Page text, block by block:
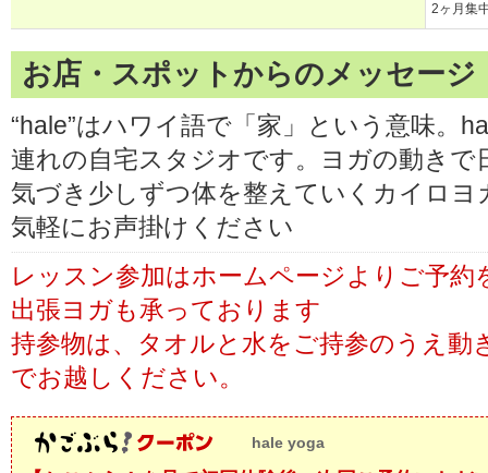
2ヶ月集
お店・スポットからのメッセージ
“hale”はハワイ語で「家」という意味。
連れの自宅スタジオです。ヨガの動きで
気づき少しずつ体を整えていくカイロ
気軽にお声掛けください
レッスン参加はホームページよりご予約
出張ヨガも承っております
持参物は、タオルと水をご持参のうえ動
でお越しください。
hale yoga